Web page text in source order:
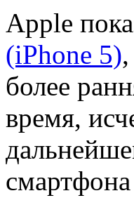
Apple
(iPhone 5)
более
время,